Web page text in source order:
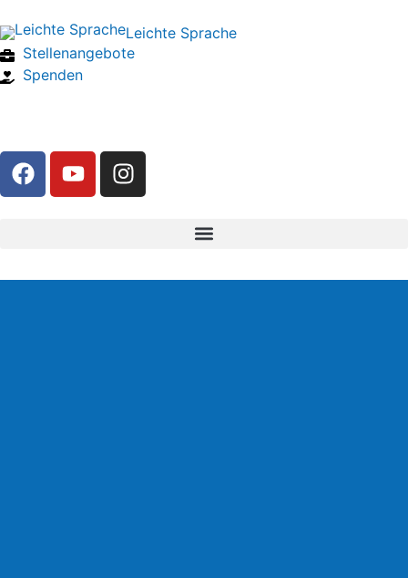
Leichte Sprache
Stellenangebote
Spenden